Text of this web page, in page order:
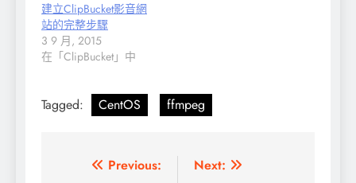
建立ClipBucket影音網
站的完整步驟
3 9 月, 2015
在「ClipBucket」中
Tagged: CentOS ffmpeg
Previous:
Next: